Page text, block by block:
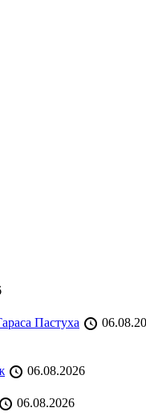
Пастуха
06.08.2026
06.08.2026